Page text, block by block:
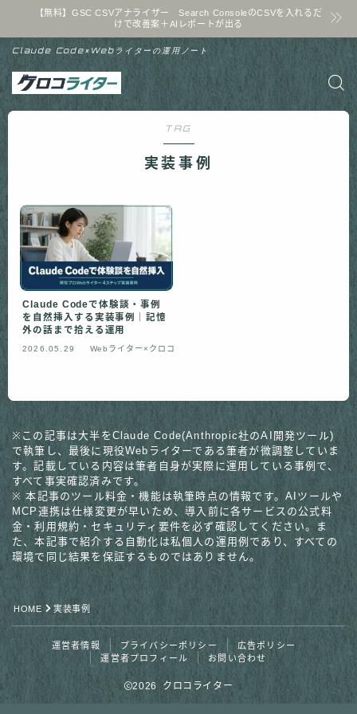
【無料】GSC CSVアナライザー Search ConsoleのCSVを入れるだ
けで改善案＋AIレポートが出る
Claude Code×Webライターの運用ノート
TAG
実装事例
Claude Codeで体験談・事例
を自然挿入する実装事例｜記憶
外の話まで拾える運用
2026.05.29 Webライター×クロコ
※この記事は大半をClaude Code(Anthropic社のAI開発ツール)
で執筆し、最後に現役Webライターである筆者が微調整していま
す。記載している内容は筆者自身が実際に運用している事例で、
すべて事実確認済みです。
※ 本記事のツール料金・機能は執筆時点の情報です。AIツールや
MCP連携は仕様変更が早いため、導入前に各サービスの公式料
金・利用規約・セキュリティ要件を必ず確認してください。ま
た、本記事で紹介する自動化は私個人の運用例であり、すべての
環境で同じ結果を保証するものではありません。
HOME 実装事例
運営者情報 プライバシーポリシー
広告ポリシー
運営者プロフィール
お問い合わせ
2026 クロコライター